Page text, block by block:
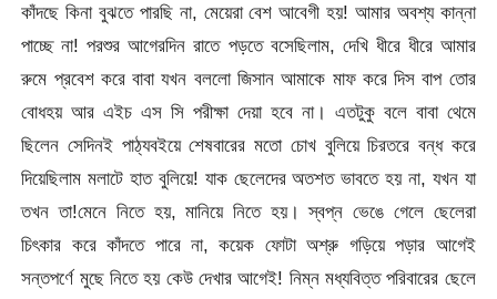
কাঁদছে কিনা বুঝতে পারছি না, মেয়েরা বেশ আবেগী হয়! আমার অবশ্য কান্না
পাচ্ছে না! পরশুর আগেরদিন রাতে পড়তে বসেছিলাম, দেখি ধীরে ধীরে আমার
রুমে প্রবেশ করে বাবা যখন বললো জিসান আমাকে মাফ করে দিস বাপ তোর
বোধহয় আর এইচ এস সি পরীক্ষা দেয়া হবে না। এতটুকু বলে বাবা থেমে
ছিলেন সেদিনই পাঠ্যবইয়ে শেষবারের মতো চোখ বুলিয়ে চিরতরে বন্ধ করে
দিয়েছিলাম মলাটে হাত বুলিয়ে! যাক ছেলেদের অতশত ভাবতে হয় না, যখন যা
তখন তা!মেনে নিতে হয়, মানিয়ে নিতে হয়। স্বপ্ন ভেঙে গেলে ছেলেরা
চিৎকার করে কাঁদতে পারে না, কয়েক ফোটা অশ্রু গড়িয়ে পড়ার আগেই
সন্তপর্ণে মুছে নিতে হয় কেউ দেখার আগেই! নিম্ন মধ্যবিত্ত পরিবারের ছেলে